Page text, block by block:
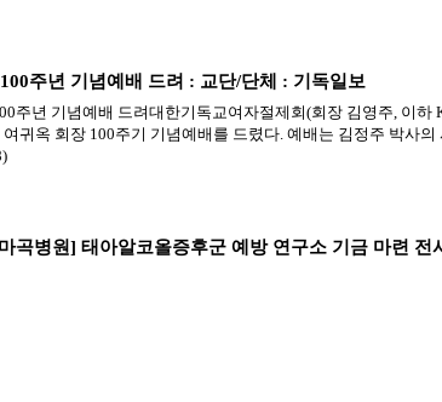
주년 기념예배 드려 : 교단/단체 : 기독일보
주년 기념예배 드려대한기독교여자절제회(회장 김영주, 이하
귀옥 회장 100주기 기념예배를 드렸다. 예배는 김정주 박사의
곡병원] 태아알코올증후군 예방 연구소 기금 마련 전